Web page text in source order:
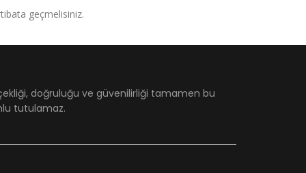
geçmelisiniz.
doğruluğu ve güvenilirliği tamamen bu
tutulamaz.